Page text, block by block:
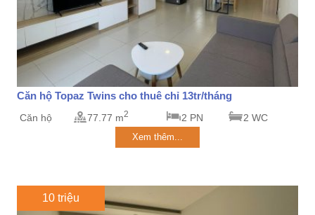
Căn hộ Topaz Twins cho thuê chỉ 13tr/tháng
Căn hộ 77.77 m2 2 PN 2 WC
Xem thêm...
10 triệu